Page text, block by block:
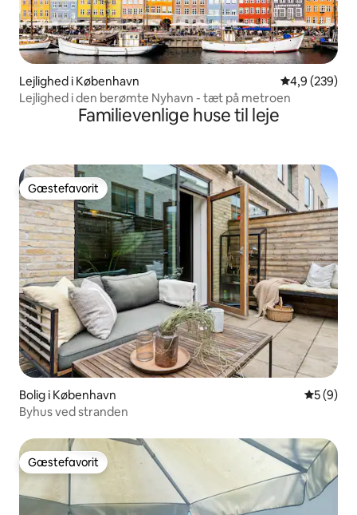
Lejlighed i København 4,9 ud af 5 i
4,9 (239)
Lejlighed i den berømte Nyhavn - tæt på metroen
Familievenlige huse til leje
Gæstefavorit
Gæstefavorit
Bolig i København 5 ud af 5
5 (9)
Byhus ved stranden
Gæstefavorit
Gæstefavorit